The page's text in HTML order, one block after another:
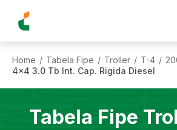
Home / Tabela Fipe / Troller / T-4 /
4x4 3.0 Tb Int. Cap. Rigida Diesel
Tabela Fipe